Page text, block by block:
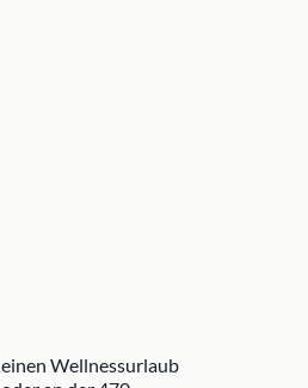
Wellnessurlaub